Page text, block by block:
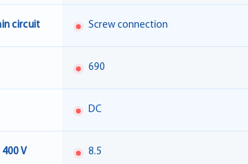
circuit Screw connection
690
DC
V 8.5